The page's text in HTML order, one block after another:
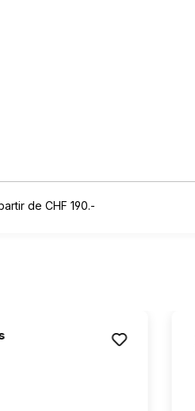
de CHF 190.-